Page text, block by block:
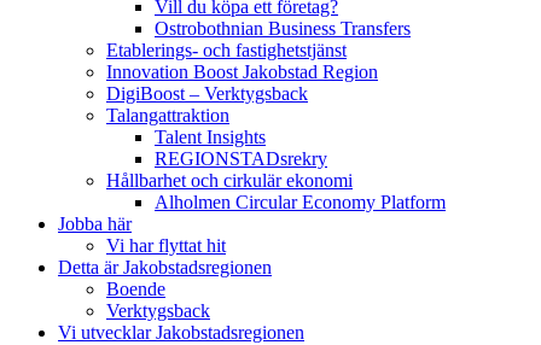
Vill du köpa ett företag?
Ostrobothnian Business Transfers
Etablerings- och fastighetstjänst
Innovation Boost Jakobstad Region
DigiBoost – Verktygsback
Talangattraktion
Talent Insights
REGIONSTADsrekry
Hållbarhet och cirkulär ekonomi
Alholmen Circular Economy Platform
Jobba här
Vi har flyttat hit
Detta är Jakobstadsregionen
Boende
Verktygsback
Vi utvecklar Jakobstadsregionen